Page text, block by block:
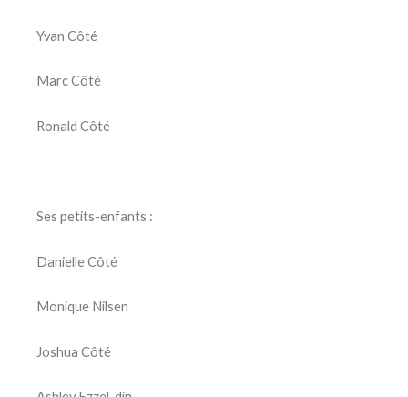
Yvan Côté
Marc Côté
Ronald Côté
Ses petits-enfants :
Danielle Côté
Monique Nilsen
Joshua Côté